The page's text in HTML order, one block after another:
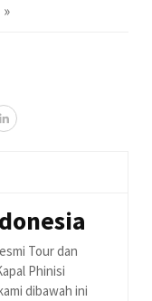
»
Tour dan
Phinisi
dibawah ini